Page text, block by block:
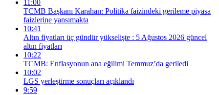
11:00
TCMB Başkanı Karahan: Politika faizindeki gerileme piyasa
faizlerine yansımakta
10:41
Altın fiyatları üç gündür yükselişte : 5 Ağustos 2026 güncel
altın fiyatları
10:22
TCMB: Enflasyonun ana eğilimi Temmuz’da geriledi
10:02
LGS yerleştirme sonuçları açıklandı
9:59